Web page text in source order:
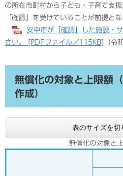
の所在市町村から子ども・子育て支
「確認」を受けていることが前提とな
安中市が「確認」した施設・
さい。 [PDFファイル／115KB]
（令
無償化の対象と上限額
作成）
表のサイズを切
無償化の対象と